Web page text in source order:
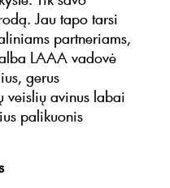
Jau tapo tarsi
partneriams,
LAAA vadovė
gerus
veislių avinus labai
palikuonis